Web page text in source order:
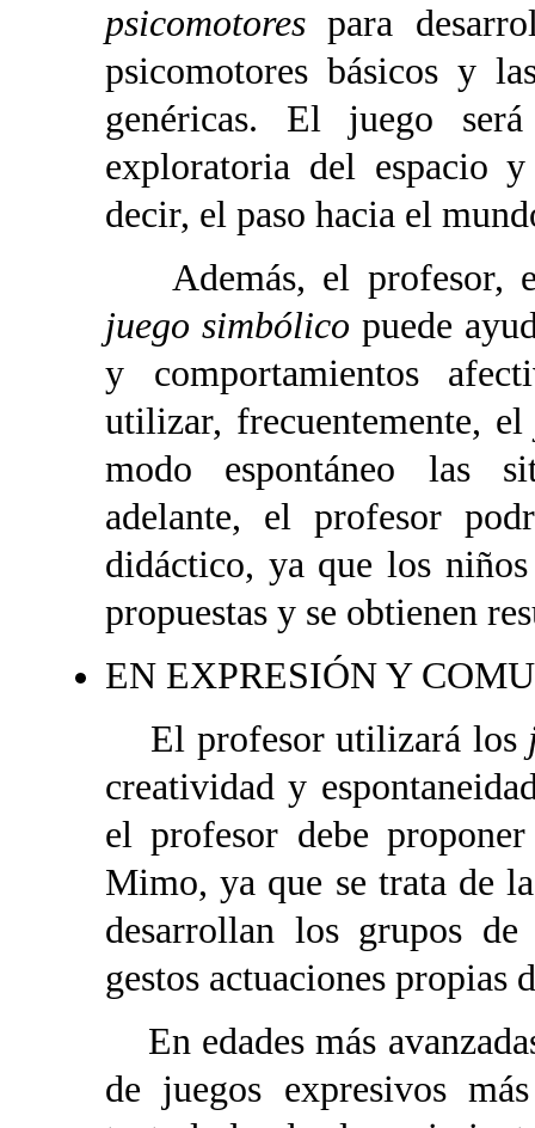
psicomotores para
psicomotores básicos y
genéricas. El juego
exploratoria del espacio
decir, el paso hacia el
Además, el profesor,
juego simbólico puede
y comportamientos
utilizar, frecuentemente,
modo espontáneo las
adelante, el profesor
didáctico, ya que los
propuestas y se obtienen
EN EXPRESIÓN Y
El profesor utilizará los
creatividad y
el profesor debe
Mimo, ya que se trata de
desarrollan los grupos
gestos actuaciones propias
En edades más
de juegos expresivos